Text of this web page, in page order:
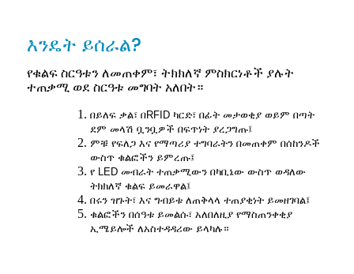
እንዴት ይሰራል?
የቁልፍ ስርዓቱን ለመጠቀም፣ ትክክለኛ ምስክርነቶች ያሉት
ተጠቃሚ ወደ ስርዓቱ መግባት አለበት።
በይለፍ ቃል፣ በRFID ካርድ፣ በፊት መታወቂያ ወይም በጣት
ደም መላሽ ቧንቧዎች በፍጥነት ያረጋግጡ፤
ምቹ የፍለጋ እና የማጣሪያ ተግባራትን በመጠቀም በሰከንዶች
ውስጥ ቁልፎችን ይምረጡ፤
የ LED መብራት ተጠቃሚውን በካቢኔው ውስጥ ወዳለው
ትክክለኛ ቁልፍ ይመራዋል፤
በሩን ዝጉት፣ እና ግብይቱ ለጠቅላላ ተጠያቂነት ይመዘገባል፤
ቁልፎችን በሰዓቱ ይመልሱ፣ አለበለዚያ የማስጠንቀቂያ
ኢሜይሎች ለአስተዳዳሪው ይላካሉ።